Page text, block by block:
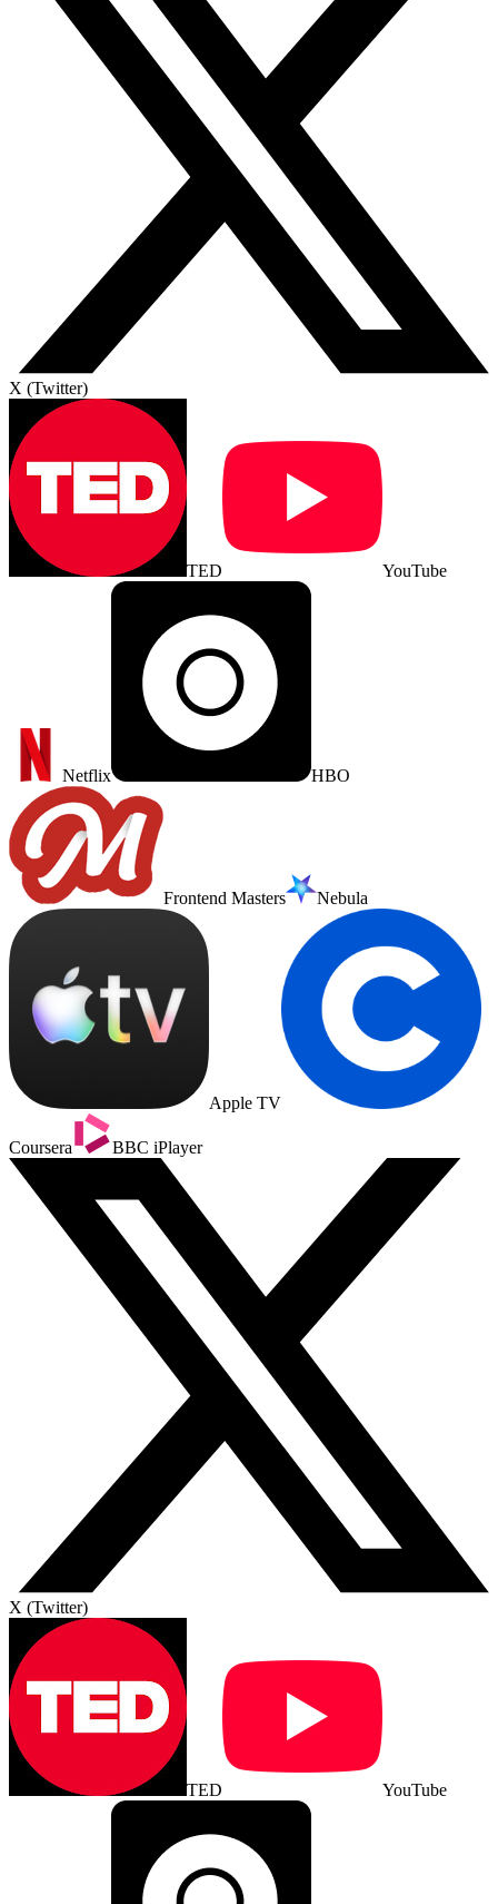
X (Twitter)
TED YouTube
Netflix HBO
Frontend Masters Nebula
Apple TV
Coursera BBC iPlayer
X (Twitter)
TED YouTube